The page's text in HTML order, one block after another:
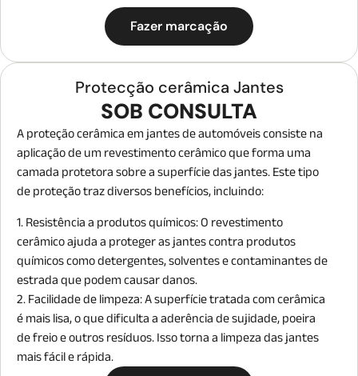
Fazer marcação
Protecção cerâmica Jantes
SOB CONSULTA
A proteção cerâmica em jantes de automóveis consiste na
aplicação de um revestimento cerâmico que forma uma
camada protetora sobre a superfície das jantes. Este tipo
de proteção traz diversos benefícios, incluindo:
1. Resistência a produtos químicos: O revestimento
cerâmico ajuda a proteger as jantes contra produtos
químicos como detergentes, solventes e contaminantes de
estrada que podem causar danos.
2. Facilidade de limpeza: A superfície tratada com cerâmica
é mais lisa, o que dificulta a aderência de sujidade, poeira
de freio e outros resíduos. Isso torna a limpeza das jantes
mais fácil e rápida.